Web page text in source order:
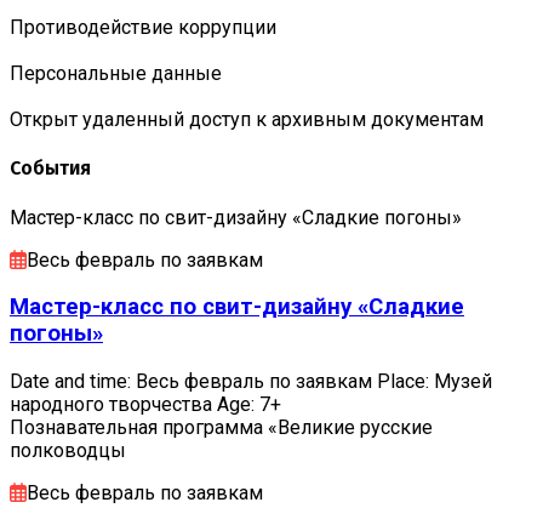
Противодействие коррупции
Персональные данные
Открыт удаленный доступ к архивным документам
События
Мастер-класс по свит-дизайну «Сладкие погоны»
Весь февраль по заявкам
Мастер-класс по свит-дизайну «Сладкие
погоны»
Date and time: Весь февраль по заявкам Place: Музей
народного творчества Age: 7+
Познавательная программа «Великие русские
полководцы
Весь февраль по заявкам